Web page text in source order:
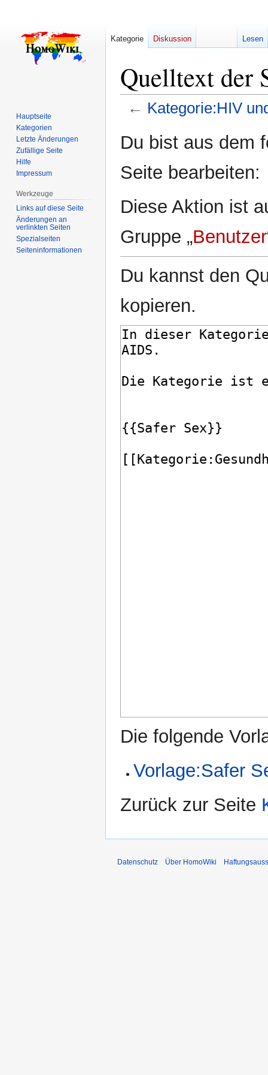
Quelltext der
← Kategorie:HIV
Navigation
Suche
Du bist aus dem
Seite bearbeiten:
Diese Aktion ist
Gruppe „Benutzer
Du kannst den
kopieren.
Die folgende
Vorlage:Safer
Zurück zur Seite
Kategorie Diskussion Lesen
Hauptseite
Kategorien
Letzte Änderungen
Zufällige Seite
Hilfe
Impressum
Werkzeuge
Links auf diese Seite
Änderungen an
verlinkten Seiten
Spezialseiten
Seiten­­informationen
Datenschutz Über HomoWiki